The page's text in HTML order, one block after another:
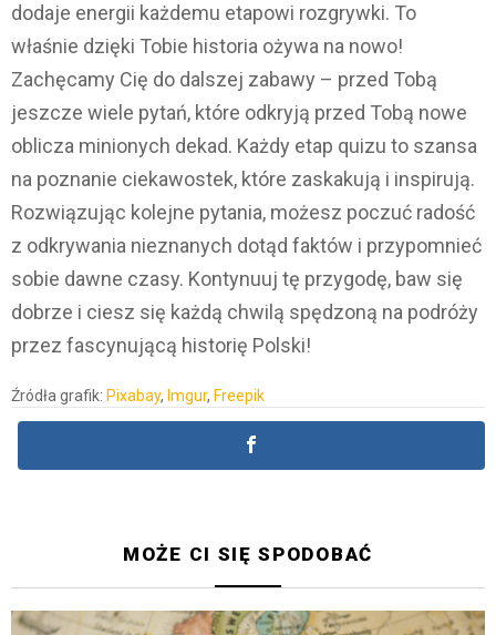
dodaje energii każdemu etapowi rozgrywki. To
właśnie dzięki Tobie historia ożywa na nowo!
Zachęcamy Cię do dalszej zabawy – przed Tobą
jeszcze wiele pytań, które odkryją przed Tobą nowe
oblicza minionych dekad. Każdy etap quizu to szansa
na poznanie ciekawostek, które zaskakują i inspirują.
Rozwiązując kolejne pytania, możesz poczuć radość
z odkrywania nieznanych dotąd faktów i przypomnieć
sobie dawne czasy. Kontynuuj tę przygodę, baw się
dobrze i ciesz się każdą chwilą spędzoną na podróży
przez fascynującą historię Polski!
Źródła grafik: Pixabay, Imgur, Freepik
MOŻE CI SIĘ SPODOBAĆ